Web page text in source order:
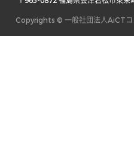
Copyrights © 一般社団法人AiCT